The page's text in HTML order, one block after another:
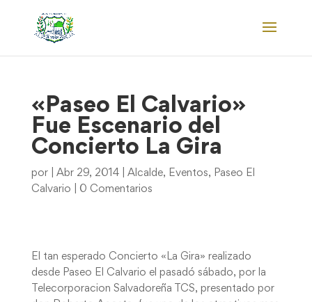
«Paseo El Calvario»
Fue Escenario del
Concierto La Gira
por Abr 29, 2014| Alcalde, Eventos, Paseo El
Calvario
0 Comentarios
El tan esperado Concierto «La Gira» realizado
desde Paseo El Calvario el pasadó sábado, por la
Telecorporacion Salvadoreña TCS, presentado por